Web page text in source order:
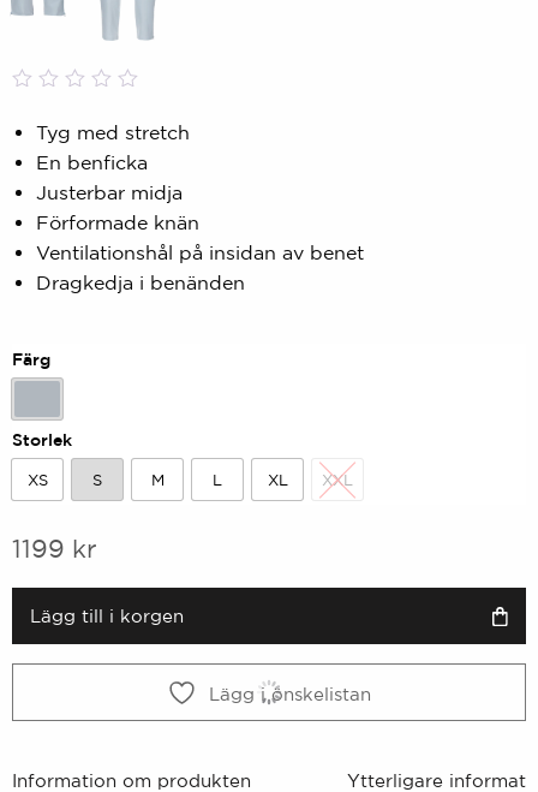
0,00
5
baserat
på
kundbetyg
Tyg med stretch
En benficka
Justerbar midja
Förformade knän
Ventilationshål på insidan av benet
Dragkedja i benänden
Färg
Pärlblå
Storlek
XS
XS
S
S
M
M
L
L
XL
XL
XXL
XXL
1199 kr
Lägg till i korgen
Lägg i önskelistan
Information om produkten Ytterligare